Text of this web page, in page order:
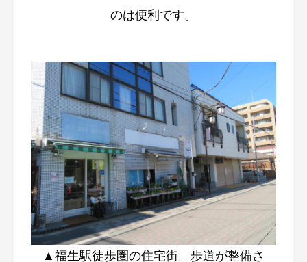
のは便利です。
▲福生駅徒歩圏の住宅街。歩道が整備さ